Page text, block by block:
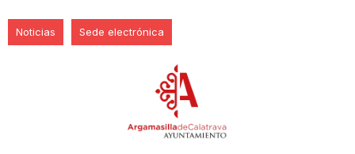
Noticias Sede electrónica